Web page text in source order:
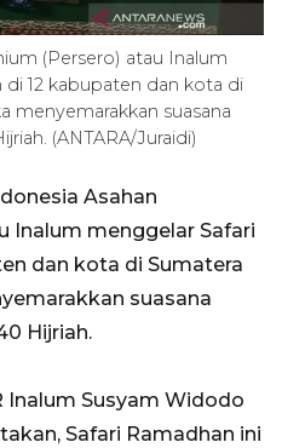
(Persero) atau Inalum
12 kabupaten dan kota di
menyemarakkan suasana
(ANTARA/Juraidi)
Asahan
Inalum menggelar Safari
dan kota di Sumatera
suasana
Hijriah.
Inalum Susyam Widodo
Safari Ramadhan ini